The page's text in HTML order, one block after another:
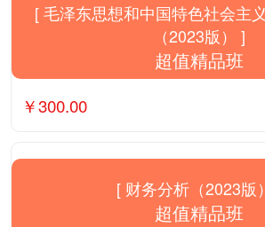
[ 毛泽东思想和中国特色社会主
（2023版） ]
超值精品班
￥300.00
[ 财务分析（2023版
超值精品班